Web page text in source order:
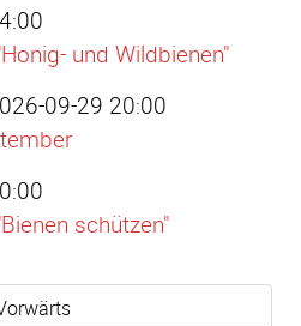
und Wildbienen"
09-29 20:00
schützen"